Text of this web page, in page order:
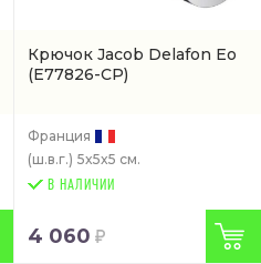
Крючок Jacob Delafon Eo
(E77826-CP)
Франция
(ш.в.г.) 5x5x5 см.
В НАЛИЧИИ
4 060